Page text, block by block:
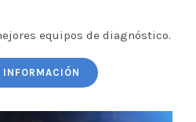
equipos de diagnóstico.
INFORMACIÓN